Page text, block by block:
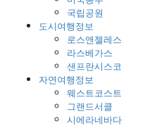
국립공원
도시여행정보
로스앤젤레스
라스베가스
샌프란시스코
자연여행정보
웨스트코스트
그랜드서클
시에라네바다